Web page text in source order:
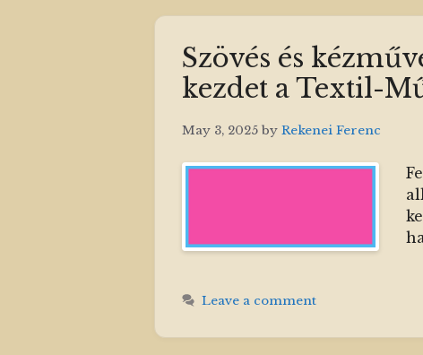
Szövés és
kezdet a Textil-
May 3, 2025 by Rekenei Ferenc
Leave a comment